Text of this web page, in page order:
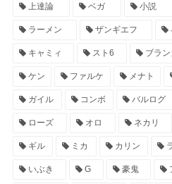
上達論 ベガ 小説
ラーメン ザンギエフ
キャミィ スト6 ブラン
ケン ファルケ メナト
ガイル コンボ バルログ
ローズ オロ ネカリ
ギル ミカ カリン
いぶき G 豪鬼